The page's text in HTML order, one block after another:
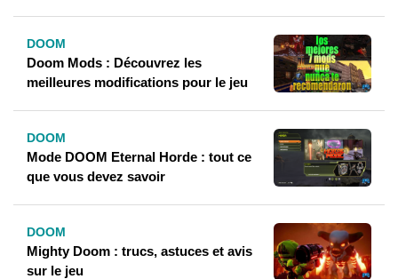
DOOM
Doom Mods : Découvrez les
meilleures modifications pour le jeu
DOOM
Mode DOOM Eternal Horde : tout ce
que vous devez savoir
DOOM
Mighty Doom : trucs, astuces et avis
sur le jeu